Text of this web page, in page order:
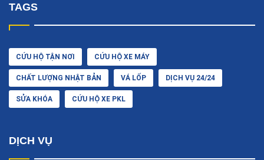
TAGS
CỨU HỘ TẬN NƠI CỨU HỘ XE MÁY
CHẤT LƯỢNG NHẬT BẢN VÁ LỐP DỊCH VỤ 24/24
SỬA KHÓA CỨU HỘ XE PKL
DỊCH VỤ